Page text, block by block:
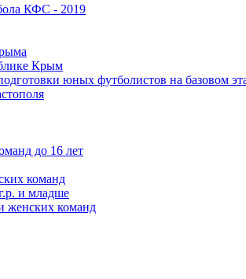
КФС - 2019
Крым
юных футболистов на базовом
до 16 лет
команд
и младше
женских команд